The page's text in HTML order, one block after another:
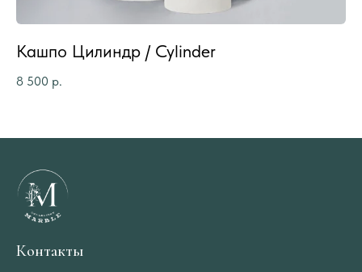
Кашпо Цилиндр / Cylinder
8 500 р.
Контакты